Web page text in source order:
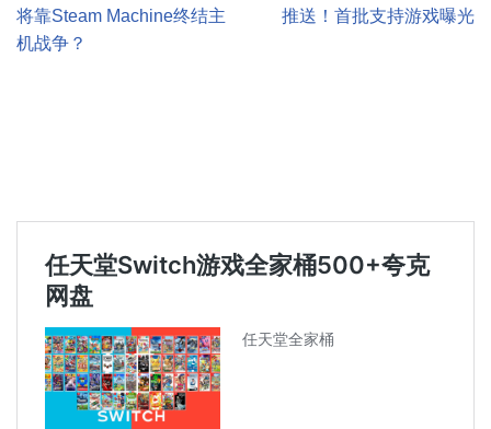
将靠Steam Machine终结主
机战争？
推送！首批支持游戏曝光